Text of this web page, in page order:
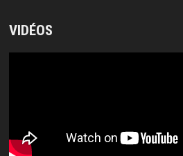
VIDÉOS